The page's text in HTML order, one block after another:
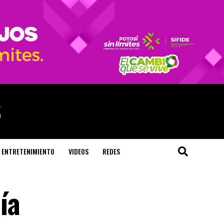
ENTRETENIMIENTO VIDEOS REDES